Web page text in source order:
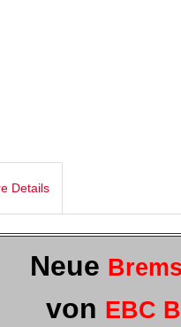
Details
Neue
von EBC